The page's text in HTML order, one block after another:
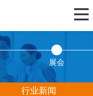
展会
行业新闻